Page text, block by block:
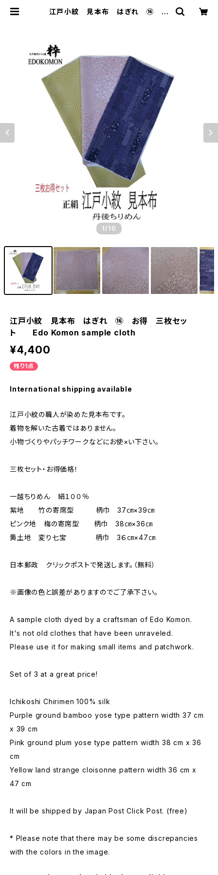
江戸小紋 見本布 はぎれ ⑯ お
1 /10
江戸小紋 見本布 はぎれ ⑯ お得 三枚セッ
ト Edo Komon sample cloth
¥4,400
残り1点
International shipping available
江戸小紋の職人が染めた見本布です。
着物を解いた古着ではありません。
小物づくりやパッチワークなどにお使×い下さい。
三枚セット・お得価格！
一越ちりめん 絹１００％
紫地 竹の寄席型 柄巾 37㎝×39㎝
ピンク地 梅の寄席型 柄巾 38㎝×36㎝
黄土地 変り七宝 柄巾 3６㎝×47㎝
日本郵政 クリックポストで発送します。（無料）
※画像の色と誤差がありますのでご了承下さい。
A sample cloth dyed by a craftsman of Edo Komon.
It's not old clothes that have been unraveled.
Please use it for making small items and patchwork.
Set of 3 at a great price!
Ichikoshi Chirimen 100% silk
Purple ground bamboo yose type pattern width 37 cm
x 39 cm
Pink ground plum yose type pattern width 38 cm x 36
cm
Yellow land strange cloisonne pattern width 36 cm x
47 cm
It will be shipped by Japan Post Click Post. (free)
* Please note that there may be some discrepancies
with the colors in the image.